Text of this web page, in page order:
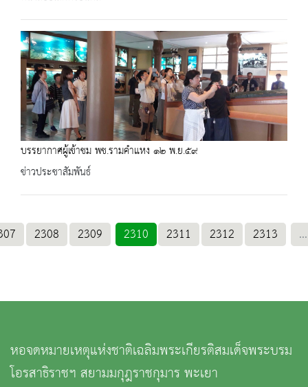
บรรยากาศผู้เข้าชม พช.รามคำแหง ๑๒ พ.ย.๕๙
ข่าวประชาสัมพันธ์
2308 2309 2310 2311 2312 2313 ...
หอจดหมายเหตุแห่งชาติเฉลิมพระเกียรติสมเด็จพระบรม
โอรสาธิราชฯ สยามมกุฎราชกุมาร พะเยา